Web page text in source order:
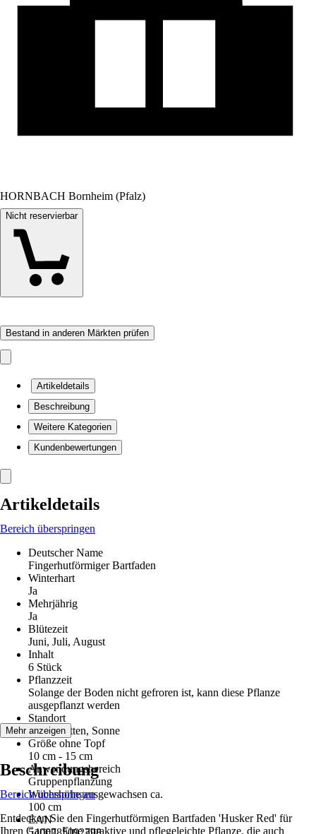
HORNBACH Bornheim (Pfalz)
Nicht reservierbar
Bestand in anderen Märkten prüfen
Artikeldetails
Beschreibung
Weitere Kategorien
Kundenbewertungen
Artikeldetails
Bereich überspringen
Deutscher Name
Fingerhutförmiger Bartfaden
Winterhart
Ja
Mehrjährig
Ja
Blütezeit
Juni, Juli, August
Inhalt
6 Stück
Pflanzzeit
Solange der Boden nicht gefroren ist, kann diese Pflanze
ausgepflanzt werden
Standort
Halbschatten, Sonne
Größe ohne Topf
10 cm - 15 cm
Anwendungsbereich
Gruppenpflanzung
Wuchshöhe ausgewachsen ca.
100 cm
EAN
Mehr anzeigen
Beschreibung
Bereich überspringen
Entdecken Sie den Fingerhutförmigen Bartfaden 'Husker Red' für
Ihren Garten. Eine attraktive und pflegeleichte Pflanze, die auch